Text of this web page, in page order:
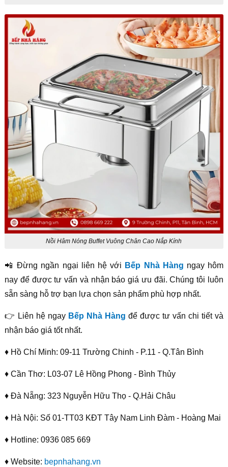
Nồi Hâm Nóng Buffet Vuông Chân Cao Nắp Kính
📲 Đừng ngần ngại liên hệ với Bếp Nhà Hàng ngay hôm
nay để được tư vấn và nhận báo giá ưu đãi. Chúng tôi luôn
sẵn sàng hỗ trợ bạn lựa chọn sản phẩm phù hợp nhất.
👉 Liên hệ ngay Bếp Nhà Hàng để được tư vấn chi tiết và
nhận báo giá tốt nhất.
♦ Hồ Chí Minh: 09-11 Trường Chinh - P.11 - Q.Tân Bình
♦ Cần Thơ: L03-07 Lê Hồng Phong - Bình Thủy
♦ Đà Nẵng: 323 Nguyễn Hữu Thọ - Q.Hải Châu
♦ Hà Nội: Số 01-TT03 KĐT Tây Nam Linh Đàm - Hoàng Mai
♦ Hotline: 0936 085 669
♦ Website: bepnhahang.vn